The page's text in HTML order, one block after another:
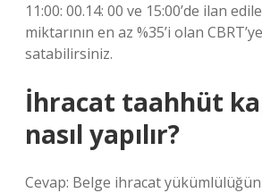
11:00: 00.14: 00 ve 15:00’de ilan
miktarının en az %35’i olan
satabilirsiniz.
İhracat taahhüt
nasıl yapılır?
Cevap: Belge ihracat